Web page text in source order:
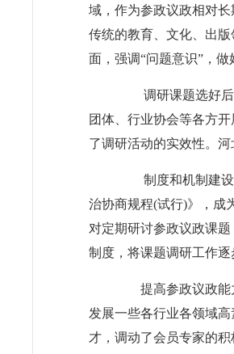
域，作为参政议政相对
传统的教育、文化、出
面，强调“问题意识”，做
调研课题选好
团体、行业协会等各方
了调研活动的实效性。
制度和机制建
治协商规程(试行)》，成
对定期研讨参政议政课
制度，将课题调研工作逐
提高参政议政
发展一些各行业各领域
才，调动了会员专家的